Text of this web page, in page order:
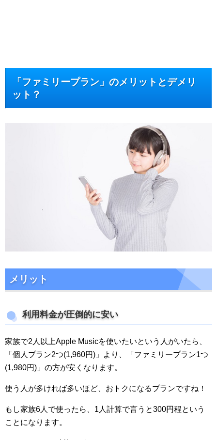
「ファミリープラン」のメリットとデメリ
ット？
メリット
利用料金が圧倒的に安い
家族で2人以上Apple Musicを使いたいという人がいたら、
「個人プラン2つ(1,960円)」より、「ファミリープラン1つ
(1,980円)」の方が安くなります。
使う人が多ければ多いほど、おトクになるプランですね！
もし家族6人で使ったら、1人計算で言うと300円程という
ことになります。